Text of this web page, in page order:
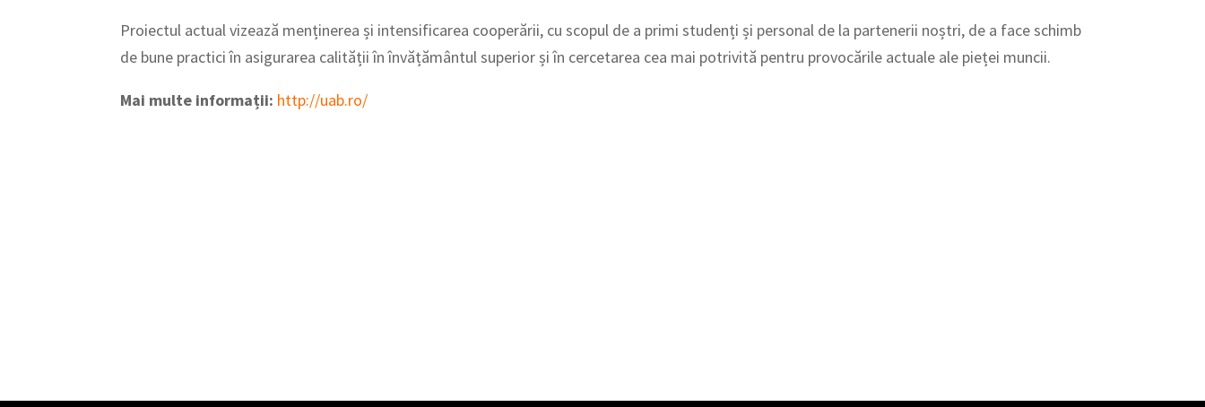
Proiectul actual vizează menținerea și intensificarea cooperării, cu scopul de a primi studenți și personal de la partenerii noștri, de a face schimb
de bune practici în asigurarea calității în învățământul superior și în cercetarea cea mai potrivită pentru provocările actuale ale pieței muncii.
Mai multe informații: http://uab.ro/